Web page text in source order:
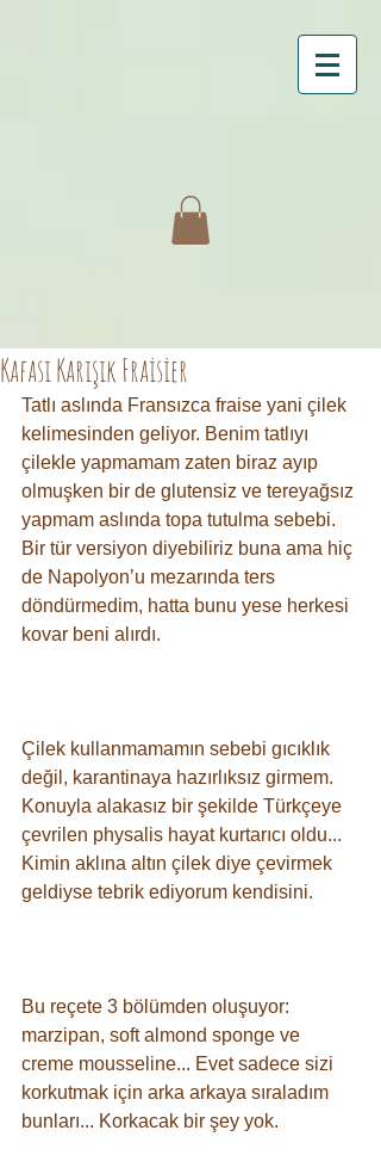
Kafası Karışık Fraisier
Tatlı aslında Fransızca fraise yani çilek
kelimesinden geliyor. Benim tatlıyı
çilekle yapmamam zaten biraz ayıp
olmuşken bir de glutensiz ve tereyağsız
yapmam aslında topa tutulma sebebi.
Bir tür versiyon diyebiliriz buna ama hiç
de Napolyon’u mezarında ters
döndürmedim, hatta bunu yese herkesi
kovar beni alırdı. ⠀
Çilek kullanmamamın sebebi gıcıklık
değil, karantinaya hazırlıksız girmem.
Konuyla alakasız bir şekilde Türkçeye
çevrilen physalis hayat kurtarıcı oldu...
Kimin aklına altın çilek diye çevirmek
geldiyse tebrik ediyorum kendisini.
Bu reçete 3 bölümden oluşuyor:
marzipan, soft almond sponge ve
creme mousseline... Evet sadece sizi
korkutmak için arka arkaya sıraladım
bunları... Korkacak bir şey yok. ⠀